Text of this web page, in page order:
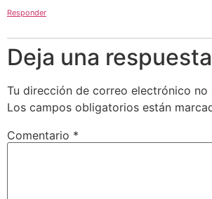
Responder
Deja una respuesta
Tu dirección de correo electrónico no
Los campos obligatorios están
Comentario *